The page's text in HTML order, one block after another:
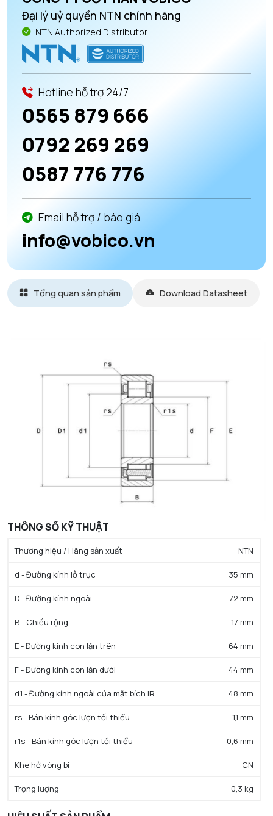
Đại lý uỷ quyền NTN chính hãng
NTN Authorized Distributor
Hotline hỗ trợ 24/7
0565 879 666
0792 269 269
0587 776 776
Email hỗ trợ / báo giá
info@vobico.vn
Tổng quan sản phẩm Download Datasheet
THÔNG SỐ KỸ THUẬT
Thương hiệu / Hãng sản xuất NTN
d - Đường kính lỗ trục 35 mm
D - Đường kính ngoài 72 mm
B - Chiều rộng 17 mm
E - Đường kính con lăn trên 64 mm
F - Đường kính con lăn dưới 44 mm
d1 - Đường kính ngoài của mặt bích IR 48 mm
rs - Bán kính góc lượn tối thiểu 1,1 mm
r1s - Bán kính góc lượn tối thiểu 0,6 mm
Khe hở vòng bi CN
Trọng lượng 0,3 kg